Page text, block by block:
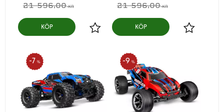
21 596,00KR
Lägg till i favoriter
KÖP
21 596,00KR
Lägg till i
KÖP
7 % 9 %